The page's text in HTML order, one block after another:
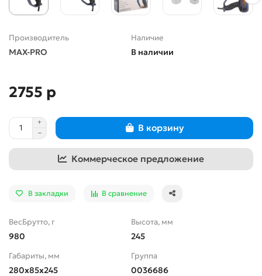
Производитель
MAX-PRO
Наличие
В наличии
2755 р
В корзину
Коммерческое предложение
В закладки В сравнение
ВесБрутто, г
980
Высота, мм
245
Габариты, мм
280x85x245
Группа
0036686